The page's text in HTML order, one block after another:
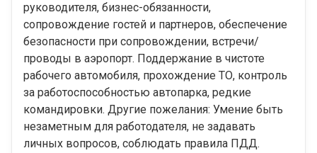
руководителя, бизнес-обязанности,
сопровождение гостей и партнеров, обеспечение
безопасности при сопровождении, встречи/
проводы в аэропорт. Поддержание в чистоте
рабочего автомобиля, прохождение ТО, контроль
за работоспособностью автопарка, редкие
командировки. Другие пожелания: Умение быть
незаметным для работодателя, не задавать
личных вопросов, соблюдать правила ПДД.